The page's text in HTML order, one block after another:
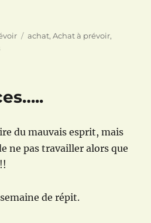
Étiquettes
achat,Achat à prévoir,
sur
suite!
du mauvais esprit, mais
ne pas travailler alors que
de répit.